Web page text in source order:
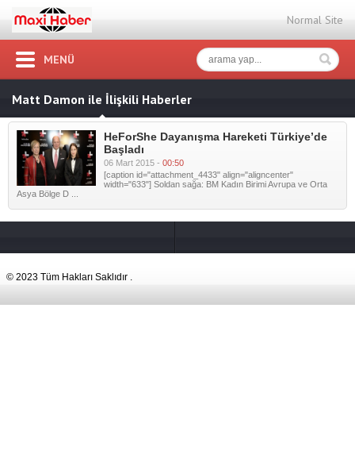
Normal Site
MENÜ
Matt Damon ile İlişkili Haberler
HeForShe Dayanışma Hareketi Türkiye’de
Başladı
06 Mart 2015 - 00:50
[caption id="attachment_4433" align="aligncenter"
width="633"] Soldan sağa: BM Kadın Birimi Avrupa ve Orta
Asya Bölge D ...
© 2023 Tüm Hakları Saklıdır .